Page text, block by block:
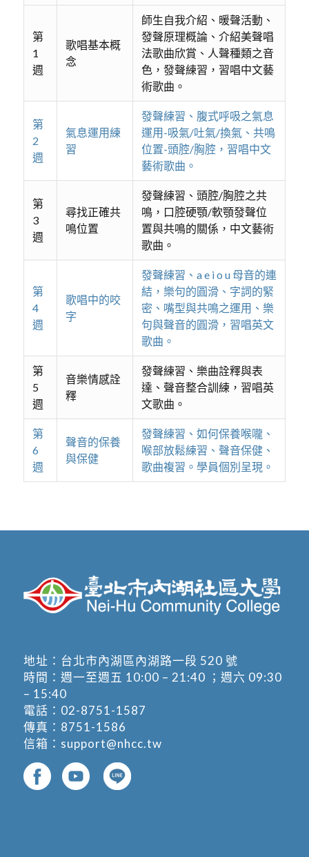
第
1
週
歌唱基本概
念
師生自我介紹、暖聲活動、
發聲原理概論、介紹美聲唱
法歌曲欣賞、人聲種類之音
色，發聲練習，習唱中文藝
術歌曲。
第
2
週
氣息運用練
習
發聲練習、腹式呼吸之氣息
運用-吸氣/吐氣/換氣、共鳴
位置-頭腔/胸腔，習唱中文
藝術歌曲。
第
3
週
尋找正確共
鳴位置
發聲練習、頭腔/胸腔之共
鳴，口腔硬顎/軟顎發聲位
置與共鳴的關係，中文藝術
歌曲。
第
4
週
歌唱中的咬
字
發聲練習、a e i o u 母音的連
結，樂句的圓滑、字詞的緊
密、嘴型與共鳴之運用、樂
句與聲音的圓滑，習唱英文
歌曲。
第
5
週
音樂情感詮
釋
發聲練習、樂曲詮釋與表
達、聲音整合訓練，習唱英
文歌曲。
第
6
週
聲音的保養
與保健
發聲練習、如何保養喉嚨、
喉部放鬆練習、聲音保健、
歌曲複習。學員個別呈現。
地址： 台北市內湖區內湖路一段 520 號
時間：週一至週五 10:00 – 21:40 ；週六 09:30
– 15:40
電話： 02-8751-1587
傳真：8751-1586
信箱： support@nhcc.tw